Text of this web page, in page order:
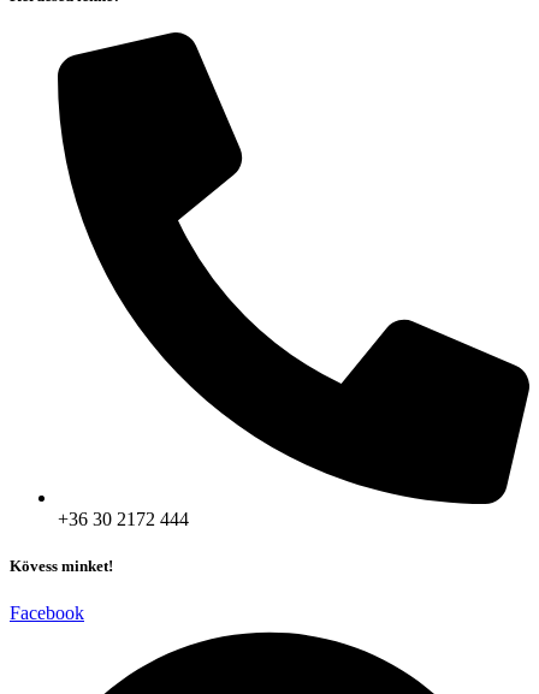
+36 30 2172 444
Kövess minket!
Facebook